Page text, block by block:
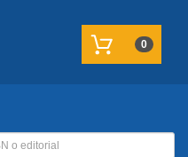
0